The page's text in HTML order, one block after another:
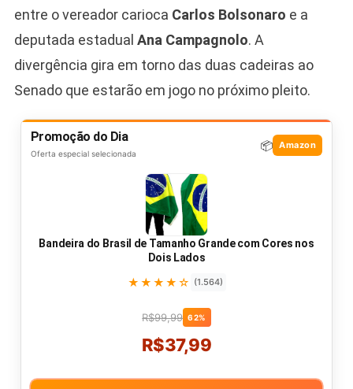
entre o vereador carioca Carlos Bolsonaro e a
deputada estadual Ana Campagnolo. A
divergência gira em torno das duas cadeiras ao
Senado que estarão em jogo no próximo pleito.
Promoção do Dia
Oferta especial selecionada
📦 Amazon
Bandeira do Brasil de Tamanho Grande com Cores nos
Dois Lados
★★★★☆ (1.564)
R$99,99 62%
R$37,99